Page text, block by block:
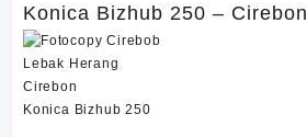
Konica Bizhub 250 – Cirebon
Lebak Herang
Cirebon
Konica Bizhub 250